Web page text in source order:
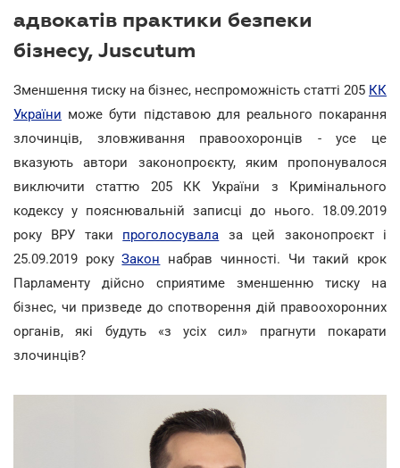
адвокатів практики безпеки
бізнесу, Juscutum
Зменшення тиску на бізнес, неспроможність статті 205 КК
України може бути підставою для реального покарання
злочинців, зловживання правоохоронців - усе це
вказують автори законопроєкту, яким пропонувалося
виключити статтю 205 КК України з Кримінального
кодексу у пояснювальній записці до нього. 18.09.2019
року ВРУ таки проголосувала за цей законопроєкт і
25.09.2019 рокуЗакон набрав чинності. Чи такий крок
Парламенту дійсно сприятиме зменшенню тиску на
бізнес, чи призведе до спотворення дій правоохоронних
органів, які будуть «з усіх сил» прагнути покарати
злочинців?